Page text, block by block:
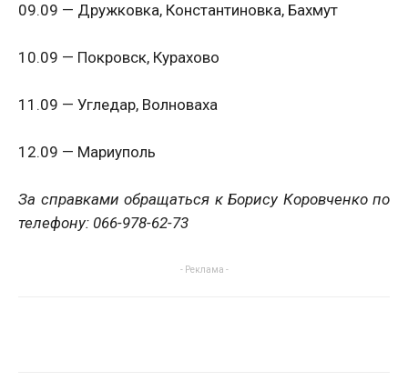
09.09 — Дружковка, Константиновка, Бахмут
10.09 — Покровск, Курахово
11.09 — Угледар, Волноваха
12.09 — Мариуполь
За справками обращаться к Борису Коровченко по
телефону: 066-978-62-73
- Реклама -